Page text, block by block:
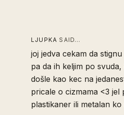
LJUPKA SAID…
joj jedva cekam da
pa da ih keljim po
došle kao kec na
pricale o cizmama <3 jel
plastikaner ili metalan ko